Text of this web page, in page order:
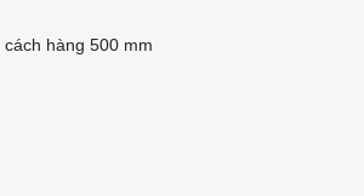
hàng 500 mm